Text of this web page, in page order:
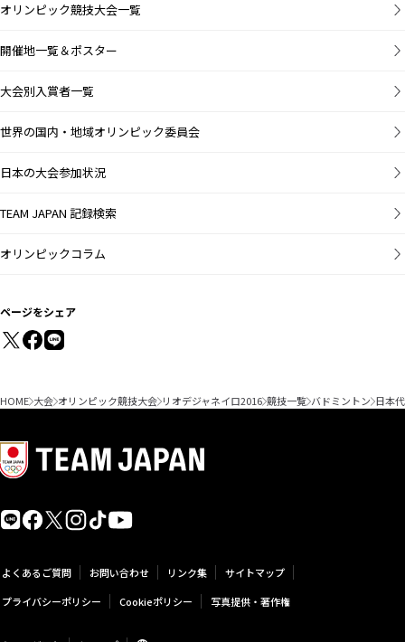
オリンピック競技大会一覧
開催地一覧＆ポスター
大会別入賞者一覧
世界の国内・地域オリンピック委員会
日本の大会参加状況
TEAM JAPAN 記録検索
オリンピックコラム
ページをシェア
HOME 大会 オリンピック競技大会 リオデジャネイロ2016 競技一覧 バドミントン 日本
よくあるご質問 お問い合わせ リンク集
サイトマップ
プライバシーポリシー
Cookieポリシー 写真提供・著作権